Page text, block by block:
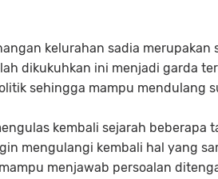
kelurahan sadia merupakan
dikukuhkan ini menjadi garda
sehingga mampu mendulang
kembali sejarah beberapa
mengulangi kembali hal yang
menjawab persoalan